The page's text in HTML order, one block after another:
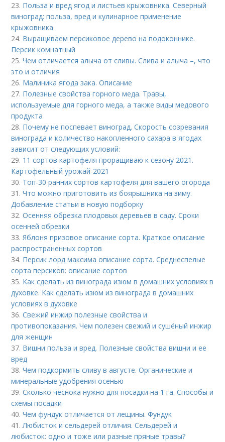
23. Польза и вред ягод и листьев крыжовника. Северный
виноград: польза, вред и кулинарное применение
крыжовника
24. Выращиваем персиковое дерево на подоконнике.
Персик комнатный
25.Чем отличается алыча от сливы. Слива и алыча –, что
это и отличия
26. Малиника ягода зака. Описание
27. Полезные свойства горного меда. Травы,
используемые для горного меда, а также виды медового
продукта
28. Почему не поспевает виноград. Скорость созревания
винограда и количество накопленного сахара в ягодах
зависит от следующих условий:
29. 11 сортов картофеля проращиваю к сезону 2021.
Картофельный урожай-2021
30. Топ-30 ранних сортов картофеля для вашего огорода
31.Что можно приготовить из боярышника на зиму.
Добавление статьи в новую подборку
32.Осенняя обрезка плодовых деревьев в саду. Сроки
осенней обрезки
33.Яблоня призовое описание сорта. Краткое описание
распространенных сортов
34. Персик лорд максима описание сорта. Среднеспелые
сорта персиков: описание сортов
35. Как сделать из винограда изюм в домашних условиях в
духовке. Как сделать изюм из винограда в домашних
условиях в духовке
36.Свежий инжир полезные свойства и
противопоказания. Чем полезен свежий и сушёный инжир
для женщин
37. Вишни польза и вред. Полезные свойства вишни и ее
вред
38.Чем подкормить сливу в августе. Органические и
минеральные удобрения осенью
39.Сколько чеснока нужно для посадки на 1 га. Способы и
схемы посадки
40.Чем фундук отличается от лещины. Фундук
41.Любисток и сельдерей отличия. Сельдерей и
любисток: одно и тоже или разные пряные травы?